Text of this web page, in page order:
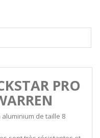
PRO
de taille 8